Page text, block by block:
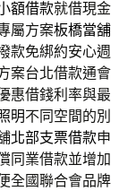
額借款就借現金
屬方案板橋當舖
款免綁約安心週
案台北借款通會
惠借錢利率與最
明不同空間的別
北部支票借款申
同業借款並增加
全國聯合會品牌